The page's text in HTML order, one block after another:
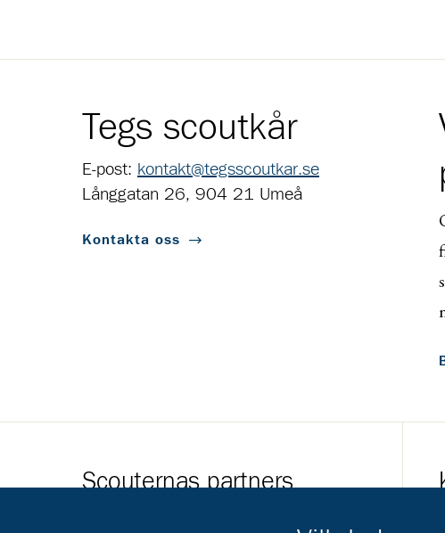
Tegs scoutkår
E-post: kontakt@tegsscoutkar.se
Långgatan 26, 904 21 Umeå
Kontakta oss
Scouternas partners